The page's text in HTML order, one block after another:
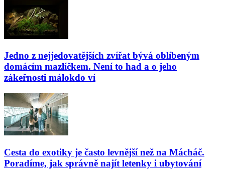
Jedno z nejjedovatějších zvířat bývá oblíbeným
domácím mazlíčkem. Není to had a o jeho
zákeřnosti málokdo ví
Cesta do exotiky je často levnější než na Mácháč.
Poradíme, jak správně najít letenky i ubytování